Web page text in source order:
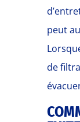
peut
de